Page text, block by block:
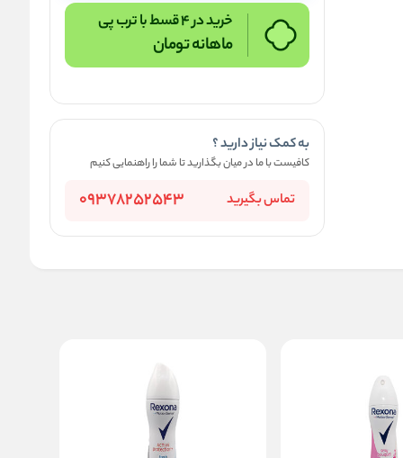
خرید در 4 قسط با ترب پی
ماهانهتومان
به کمک نیاز دارید ؟
کافیست با ما در میان بگذارید تا شما را راهنمایی کنیم
تماس بگیرید 09378252543